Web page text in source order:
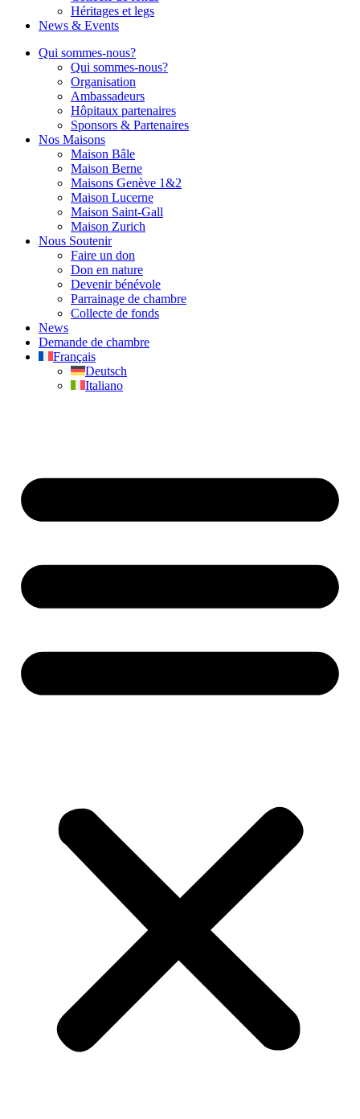
Héritages et legs
News & Events
Qui sommes-nous?
Qui sommes-nous?
Organisation
Ambassadeurs
Hôpitaux partenaires
Sponsors & Partenaires
Nos Maisons
Maison Bâle
Maison Berne
Maisons Genève 1&2
Maison Lucerne
Maison Saint-Gall
Maison Zurich
Nous Soutenir
Faire un don
Don en nature
Devenir bénévole
Parrainage de chambre
Collecte de fonds
News
Demande de chambre
Français
Deutsch
Italiano